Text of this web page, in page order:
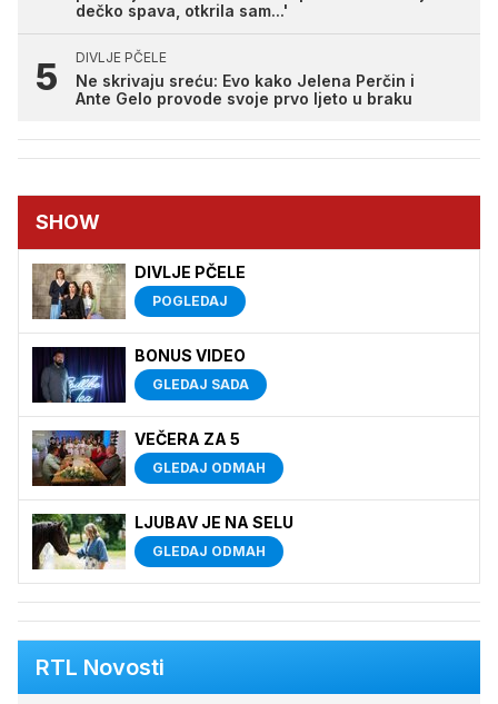
dečko spava, otkrila sam...'
DIVLJE PČELE
Ne skrivaju sreću: Evo kako Jelena Perčin i
Ante Gelo provode svoje prvo ljeto u braku
SHOW
DIVLJE PČELE
POGLEDAJ
BONUS VIDEO
GLEDAJ SADA
VEČERA ZA 5
GLEDAJ ODMAH
LJUBAV JE NA SELU
GLEDAJ ODMAH
RTL Novosti